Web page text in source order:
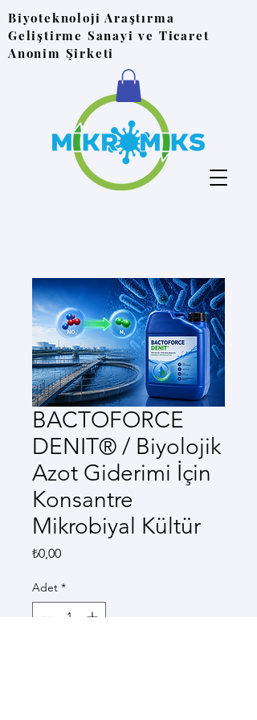
Biyoteknoloji Araştırma
Geliştirme Sanayi ve Ticaret
Anonim Şirketi
BACTOFORCE
DENIT® / Biyolojik
Azot Giderimi İçin
Konsantre
Mikrobiyal Kültür
₺0,00Fiyat
Adet *